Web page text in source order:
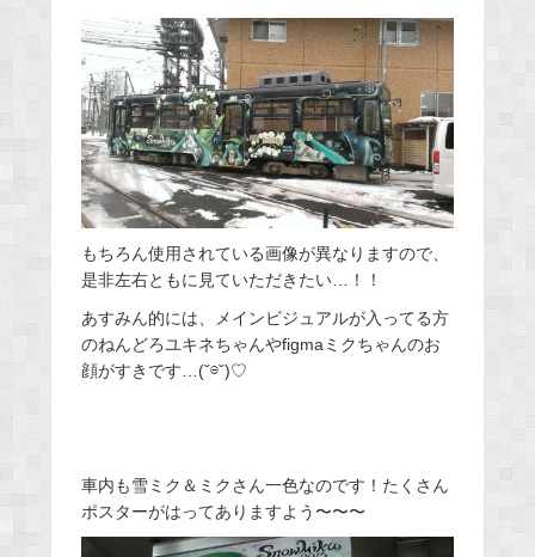
もちろん使用されている画像が異なりますので、
是非左右ともに見ていただきたい…！！
あすみん的には、メインビジュアルが入ってる方
のねんどろユキネちゃんやfigmaミクちゃんのお
顔がすきです…(ˇ⊖ˇ)♡
車内も雪ミク＆ミクさん一色なのです！たくさん
ポスターがはってありますよう〜〜〜